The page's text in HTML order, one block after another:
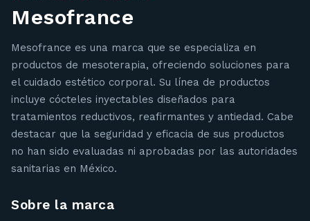
Mesofrance
Mesofrance es una marca que se especializa en
productos de mesoterapia, ofreciendo soluciones para
el cuidado estético corporal. Su línea de productos
incluye cócteles inyectables diseñados para
tratamientos reductivos, reafirmantes y antiedad. Cabe
destacar que la seguridad y eficacia de sus productos
no han sido evaluadas ni aprobadas por las autoridades
sanitarias en México.
Sobre la marca